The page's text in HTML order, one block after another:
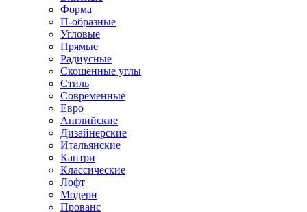
Форма
П-образные
Угловые
Прямые
Радиусные
Скошенные углы
Стиль
Современные
Евро
Английские
Дизайнерские
Итальянские
Кантри
Классические
Лофт
Модерн
Прованс